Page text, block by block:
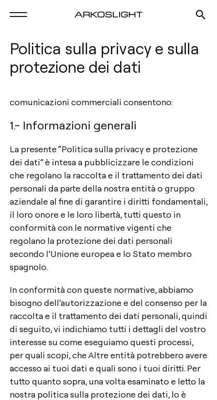
Politica sulla privacy e sulla
protezione dei dati
comunicazioni commerciali consentono:
1.- Informazioni generali
La presente “Politica sulla privacy e protezione
dei dati” è intesa a pubblicizzare le condizioni
che regolano la raccolta e il trattamento dei dati
personali da parte della nostra entità o gruppo
aziendale al fine di garantire i diritti fondamentali,
il loro onore e le loro libertà, tutti questo in
conformità con le normative vigenti che
regolano la protezione dei dati personali
secondo l’Unione europea e lo Stato membro
spagnolo.
In conformità con queste normative, abbiamo
bisogno dell’autorizzazione e del consenso per la
raccolta e il trattamento dei dati personali, quindi
di seguito, vi indichiamo tutti i dettagli del vostro
interesse su come eseguiamo questi processi,
per quali scopi, che Altre entità potrebbero avere
accesso ai tuoi dati e quali sono i tuoi diritti. Per
tutto quanto sopra, una volta esaminato e letto la
nostra politica sulla protezione dei dati, lo è